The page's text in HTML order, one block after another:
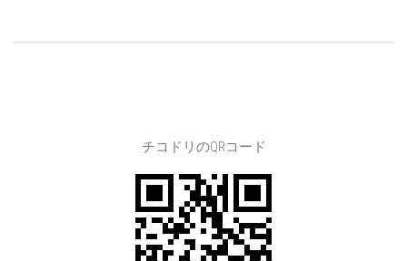
チコドリのQRコード